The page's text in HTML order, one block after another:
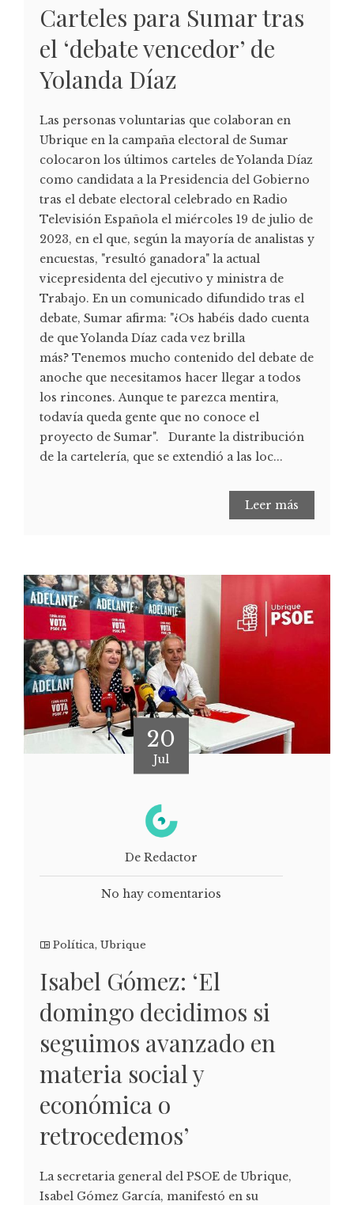
Carteles para Sumar tras
el ‘debate vencedor’ de
Yolanda Díaz
Las personas voluntarias que colaboran en
Ubrique en la campaña electoral de Sumar
colocaron los últimos carteles de Yolanda Díaz
como candidata a la Presidencia del Gobierno
tras el debate electoral celebrado en Radio
Televisión Española el miércoles 19 de julio de
2023, en el que, según la mayoría de analistas y
encuestas, "resultó ganadora" la actual
vicepresidenta del ejecutivo y ministra de
Trabajo. En un comunicado difundido tras el
debate, Sumar afirma: "¿Os habéis dado cuenta
de que Yolanda Díaz cada vez brilla
más? Tenemos mucho contenido del debate de
anoche que necesitamos hacer llegar a todos
los rincones. Aunque te parezca mentira,
todavía queda gente que no conoce el
proyecto de Sumar". Durante la distribución
de la cartelería, que se extendió a las loc...
Leer más
20
Jul
De Redactor
No hay comentarios
Política, Ubrique
Isabel Gómez: ‘El
domingo decidimos si
seguimos avanzado en
materia social y
económica o
retrocedemos’
La secretaria general del PSOE de Ubrique,
Isabel Gómez García, manifestó en su